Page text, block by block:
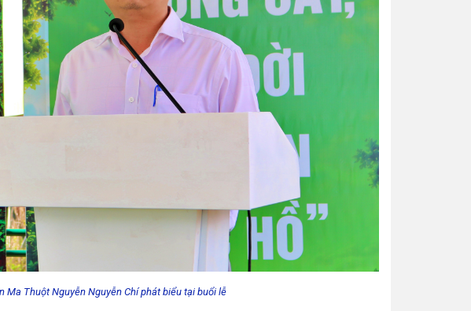
Ma Thuột Nguyễn Nguyễn Chí phát biểu tại buổi lễ